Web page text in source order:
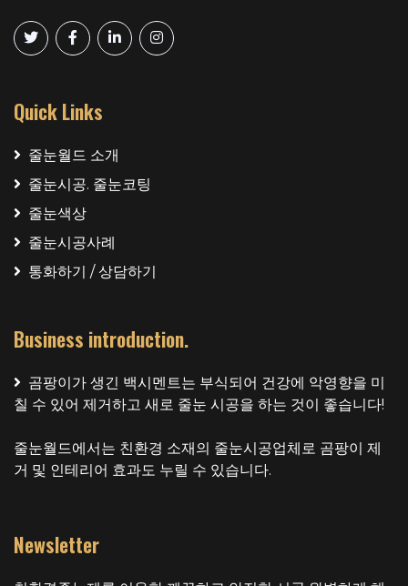
Quick Links
줄눈월드 소개
줄눈시공. 줄눈코팅
줄눈색상
줄눈시공사례
통화하기 / 상담하기
Business introduction.
곰팡이가 생긴 백시멘트는 부식되어 건강에 악영향을 미
칠 수 있어 제거하고 새로 줄눈 시공을 하는 것이 좋습니다!
줄눈월드에서는 친환경 소재의 줄눈시공업체로 곰팡이 제
거 및 인테리어 효과도 누릴 수 있습니다.
Newsletter